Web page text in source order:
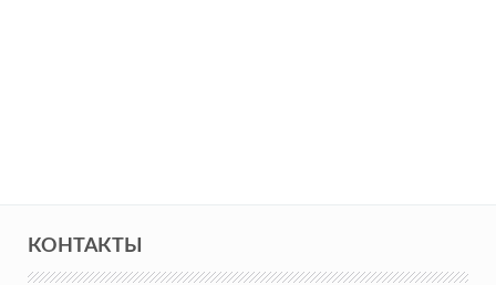
КОНТАКТЫ